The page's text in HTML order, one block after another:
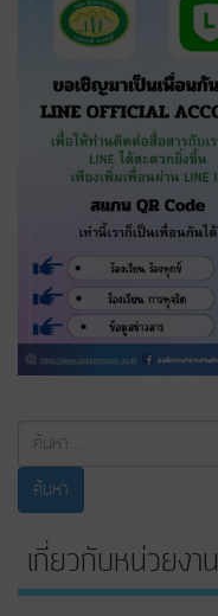
ค้นหา...
ค้นหา
เกี่ยวกับหน่วยงาน